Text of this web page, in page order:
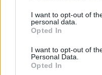
not limited to your visit or
grant or deny consent to
use your data for below
consent section.
I want to opt-out of
personal data.
Opted In
I want to opt-out of
Personal Data.
Opted In
nyolc-kilenc tized a
hogy az az előzés is
a 130R-ből kijövet annyira
töltöttség miatt kénytelen
aztán ráfaragott a
beszélnek Verstappenék?...